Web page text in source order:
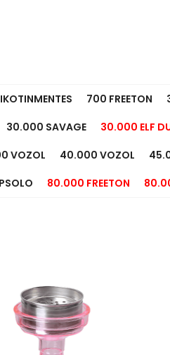
700 FREETON
30.000 SAVAGE 30.000 ELF
VOZOL 40.000 VOZOL
80.000 FREETON